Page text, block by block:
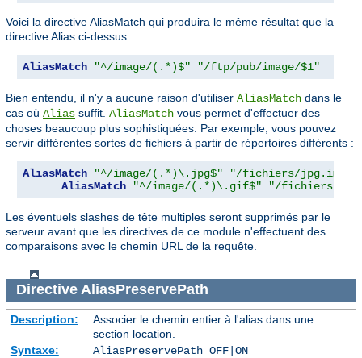
Voici la directive AliasMatch qui produira le même résultat que la
directive Alias ci-dessus :
AliasMatch "^/image/(.*)$" "/ftp/pub/image/$1"
Bien entendu, il n'y a aucune raison d'utiliser AliasMatch dans le
cas où Alias suffit. AliasMatch vous permet d'effectuer des
choses beaucoup plus sophistiquées. Par exemple, vous pouvez
servir différentes sortes de fichiers à partir de répertoires différents :
AliasMatch "^/image/(.*)\.jpg$"
"/fichiers/
AliasMatch
"^/image/(.*)\.gif$" "/fichiers/
Les éventuels slashes de tête multiples seront supprimés par le
serveur avant que les directives de ce module n'effectuent des
comparaisons avec le chemin URL de la requête.
Directive AliasPreservePath
Description:
Associer le chemin entier à l'alias dans une
section location.
Syntaxe:
AliasPreservePath OFF|ON